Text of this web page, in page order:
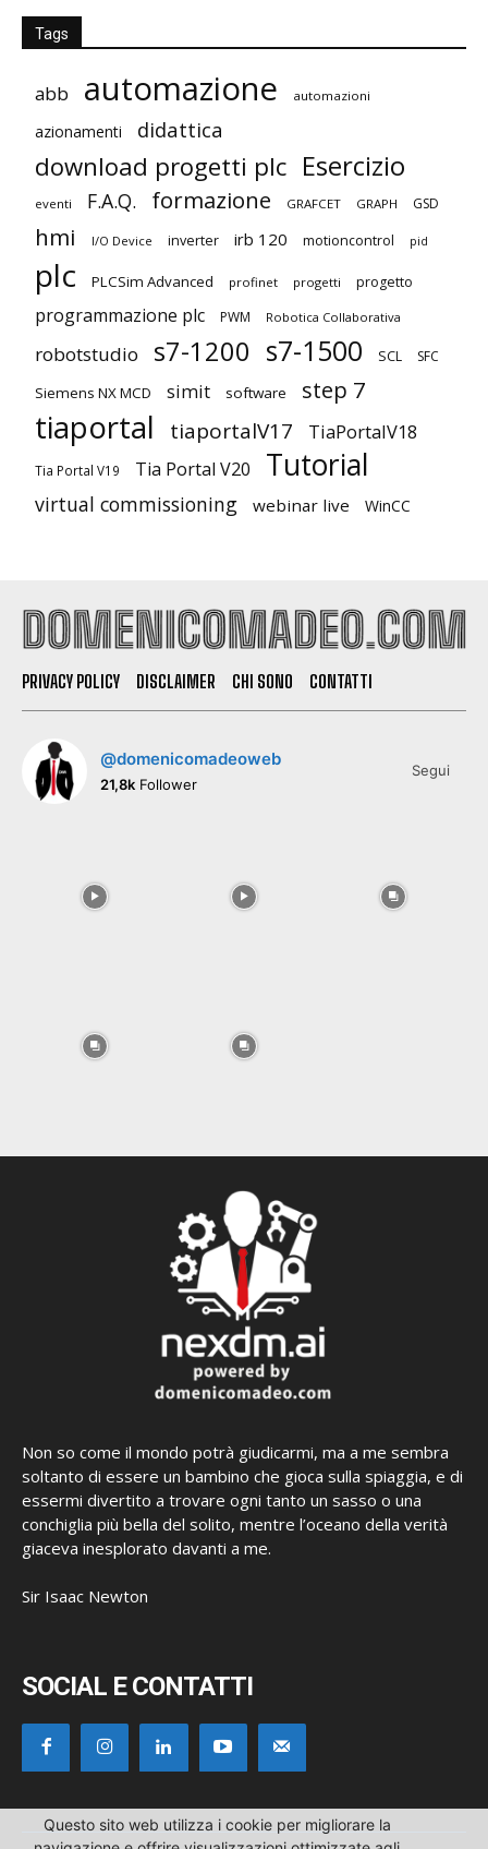
Tags
abb automazione automazioni
azionamenti didattica
download progetti plc Esercizio
eventi F.A.Q. formazione GRAFCET GRAPH GSD
hmi I/O Device inverter irb 120 motioncontrol pid
plc PLCSim Advanced profinet progetti progetto
programmazione plc PWM Robotica Collaborativa
robotstudio s7-1200 s7-1500 SCL SFC
Siemens NX MCD simit software step 7
tiaportal tiaportalV17 TiaPortalV18
Tia Portal V19 Tia Portal V20 Tutorial
virtual commissioning webinar live WinCC
PRIVACY POLICY DISCLAIMER CHI SONO CONTATTI
@domenicomadeoweb
21,8k Follower
Segui
Non so come il mondo potrà giudicarmi, ma a me sembra
soltanto di essere un bambino che gioca sulla spiaggia, e di
essermi divertito a trovare ogni tanto un sasso o una
conchiglia più bella del solito, mentre l’oceano della verità
giaceva inesplorato davanti a me.
Sir Isaac Newton
SOCIAL E CONTATTI
Questo sito web utilizza i cookie per migliorare la